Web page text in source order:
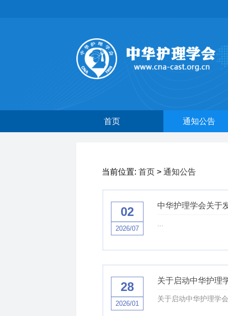
首页 通知公告
当前位置: 首页 > 通知公告
02
2026/07
中华护理学会关于
28
2026/01
关于启动中华护理
关于启动中华护理学